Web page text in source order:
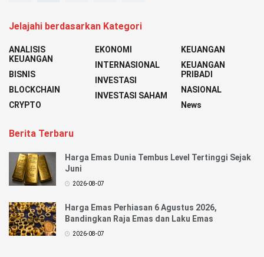
Jelajahi berdasarkan Kategori
ANALISIS
KEUANGAN
BISNIS
BLOCKCHAIN
CRYPTO
EKONOMI
INTERNASIONAL
INVESTASI
INVESTASI SAHAM
KEUANGAN
KEUANGAN
PRIBADI
NASIONAL
News
Berita Terbaru
Harga Emas Dunia Tembus Level Tertinggi Sejak
Juni
2026-08-07
Harga Emas Perhiasan 6 Agustus 2026,
Bandingkan Raja Emas dan Laku Emas
2026-08-07